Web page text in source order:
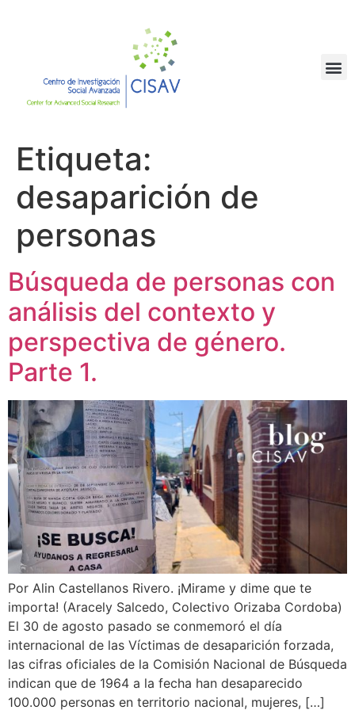
Etiqueta:
desaparición de
personas
Búsqueda de personas con
análisis del contexto y
perspectiva de género.
Parte 1.
Por Alin Castellanos Rivero. ¡Mirame y dime que te
importa! (Aracely Salcedo, Colectivo Orizaba Cordoba)
El 30 de agosto pasado se conmemoró el día
internacional de las Víctimas de desaparición forzada,
las cifras oficiales de la Comisión Nacional de Búsqueda
indican que de 1964 a la fecha han desaparecido
100.000 personas en territorio nacional, mujeres, […]